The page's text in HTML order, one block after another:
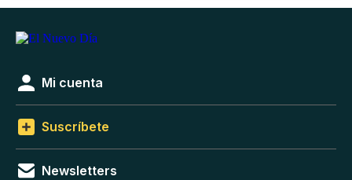
Mi cuenta
Suscríbete
Newsletters